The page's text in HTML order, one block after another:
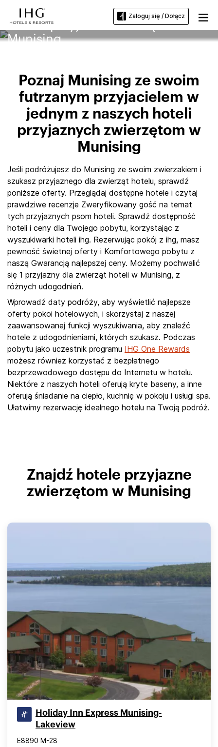
Zaloguj się / Dołącz
Hotele przyjazne zwierzętom w
Munising
Poznaj Munising ze swoim
futrzanym przyjacielem w
jednym z naszych hoteli
przyjaznych zwierzętom w
Munising
Jeśli podróżujesz do Munising ze swoim zwierzakiem i
szukasz przyjaznego dla zwierząt hotelu, sprawdź
poniższe oferty. Przeglądaj dostępne hotele i czytaj
prawdziwe recenzje Zweryfikowany gość na temat
tych przyjaznych psom hoteli. Sprawdź dostępność
hoteli i ceny dla Twojego pobytu, korzystając z
wyszukiwarki hoteli ihg. Rezerwując pokój z ihg, masz
pewność świetnej oferty i Komfortowego pobytu z
naszą Gwarancją najlepszej ceny. Możemy pochwalić
się 1 przyjazny dla zwierząt hoteli w Munising, z
różnych udogodnień.
Wprowadź daty podróży, aby wyświetlić najlepsze
oferty pokoi hotelowych, i skorzystaj z naszej
zaawansowanej funkcji wyszukiwania, aby znaleźć
hotele z udogodnieniami, których szukasz. Podczas
pobytu jako uczestnik programu IHG One Rewards
możesz również korzystać z bezpłatnego
bezprzewodowego dostępu do Internetu w hotelu.
Niektóre z naszych hoteli oferują kryte baseny, a inne
oferują śniadanie na ciepło, kuchnię w pokoju i usługi spa.
Ułatwimy rezerwację idealnego hotelu na Twoją podróż.
Znajdź hotele przyjazne
zwierzętom w Munising
Holiday Inn Express Munising-
Lakeview
E8890 M-28